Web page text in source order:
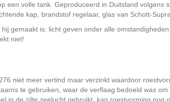
een volle tank. Geproduceerd in Duitsland volgens
kap, brandstof regelaar, glas van Schott-
gemaakt is: licht geven onder alle
niet!
niet meer vertind maar verzinkt waardoor
te gebruiken, waar de verflaag bedoeld was